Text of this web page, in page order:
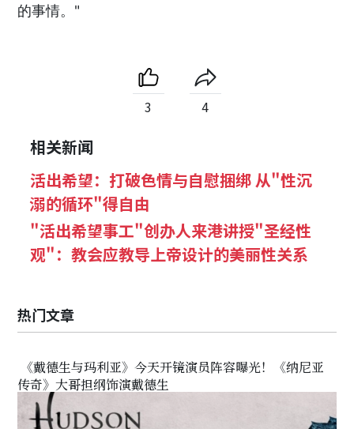
的事情。"
3 4
相关新闻
活出希望：打破色情与自慰捆绑 从"性沉
溺的循环"得自由
"活出希望事工"创办人来港讲授"圣经性
观"：教会应教导上帝设计的美丽性关系
热门文章
《戴德生与玛利亚》今天开镜演员阵容曝光！《纳尼亚
传奇》大哥担纲饰演戴德生